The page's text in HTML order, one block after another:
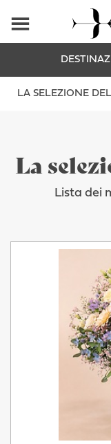
LA SELEZIONE
La
Lista dei